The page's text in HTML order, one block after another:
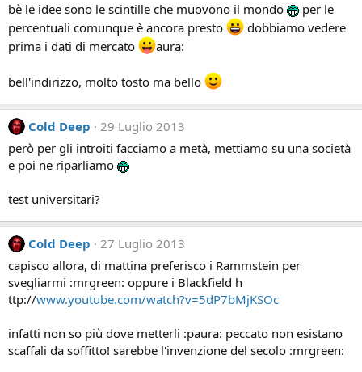
bè le idee sono le scintille che muovono il mondo
per le
percentuali comunque è ancora presto
dobbiamo vedere
prima i dati di mercato
aura:
bell'indirizzo, molto tosto ma bello
Cold Deep
29 Luglio 2013
però per gli introiti facciamo a metà, mettiamo su una società
e poi ne riparliamo
test universitari?
Cold Deep
27 Luglio 2013
capisco allora, di mattina preferisco i Rammstein per
svegliarmi :mrgreen: oppure i Blackfield h
ttp://www.youtube.com/watch?v=5dP7bMjKSOc
infatti non so più dove metterli :paura: peccato non esistano
scaffali da soffitto! sarebbe l'invenzione del secolo :mrgreen: